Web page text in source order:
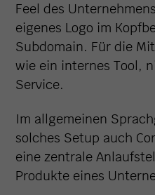
Feel des
eigenes Logo im
Subdomain. Für die
wie ein internes Tool,
Service.
Im allgemeinen
solches Setup auch
eine zentrale
Produkte eines